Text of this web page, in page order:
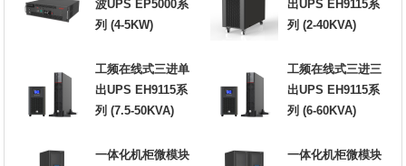
波UPS EP5000系
列 (4-5KW)
出UPS EH9115系
列 (2-40KVA)
工频在线式三进单
出UPS EH9115系
列 (7.5-50KVA)
工频在线式三进三
出UPS EH9115系
列 (6-60KVA)
一体化机柜微模块
一体化机柜微模块